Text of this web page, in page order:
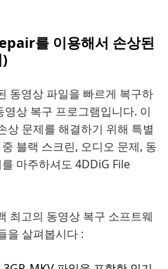
를 이용해서 손상된
동영상 파일을 빠르게 복구하
상 복구 프로그램입니다. 이
상 문제를 해결하기 위해 특별
블랙 스크린, 오디오 문제, 동
마주하셔도 4DDiG File
최고의 동영상 복구 소프트웨
을 살펴봅시다 :